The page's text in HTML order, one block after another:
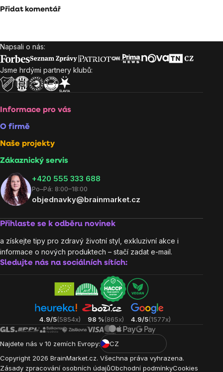
Přidat komentář
Zápatí
Napsali o nás:
Jsme hrdými partnery klubů:
Informace pro vás
O firmě
Naše projekty
Zákaznický servis
‭+420 555 333 688
Po–Pá: 8:00–18:00
objednavky@brainmarket.cz
Přihlaste se k odběru novinek
a získejte tipy pro zdravý životní styl, exkluzivní akce i
informace o nových produktech – stačí zadat e-mail.
Sledujte nás na sociálních sítích:
4.9/5(5854x) 98 %(865x) 4.9/5(1577x)
Najdete nás v 10 zemích Evropy:
CZ
Copyright 2026 BrainMarket.cz. Všechna práva vyhrazena.
Zásady zpracování osobních údajůObchodní podmínkyCookies